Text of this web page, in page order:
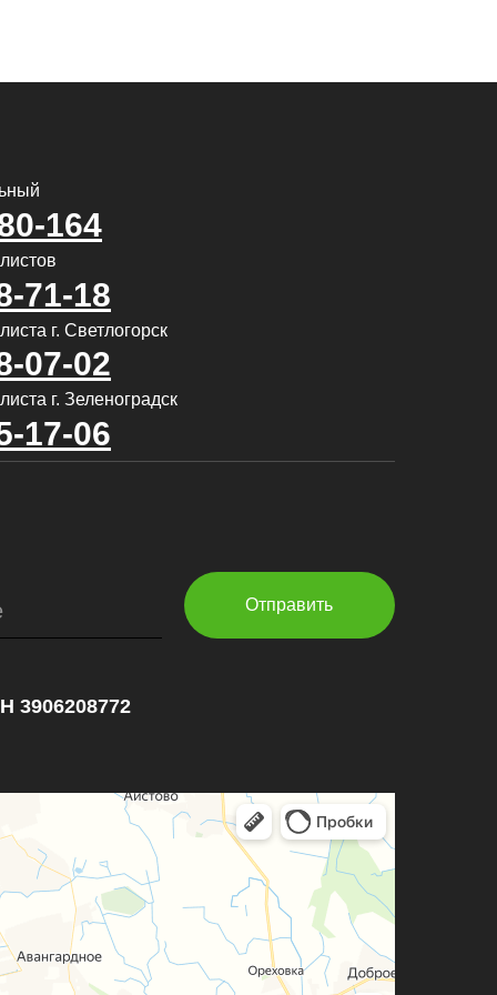
Отправить
г. Светлогорск
г. Зеленоградск
71-18
17-06
07-02
164
3906208772